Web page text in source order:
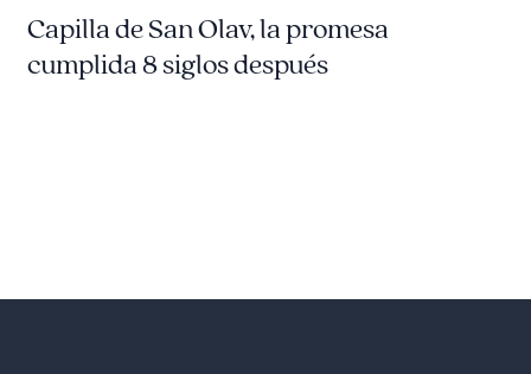
Capilla de San Olav, la promesa
cumplida 8 siglos después